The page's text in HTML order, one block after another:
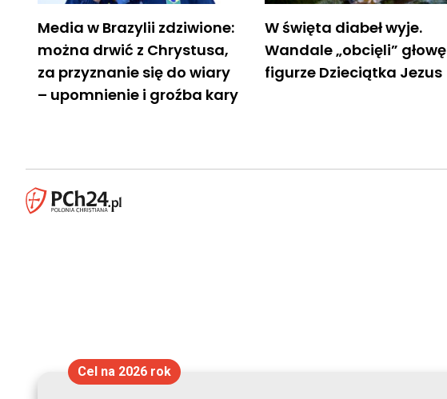
Media w Brazylii zdziwione:
można drwić z Chrystusa,
za przyznanie się do wiary
– upomnienie i groźba kary
W święta diabeł wyje.
Wandale „obcięli” głowę
figurze Dzieciątka Jezus
Cel na 2026 rok